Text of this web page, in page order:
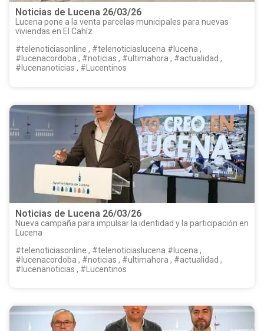
Noticias de Lucena 26/03/26
Lucena pone a la venta parcelas municipales para nuevas
viviendas en El Cahíz
#telenoticiasonline , #telenoticiaslucena #lucena ,
#lucenacordoba , #noticias , #ultimahora , #actualidad ,
#lucenanoticias , #Lucentinos
Noticias de Lucena 26/03/26
Nueva campaña para impulsar la identidad y la participación en
Lucena
#telenoticiasonline , #telenoticiaslucena #lucena ,
#lucenacordoba , #noticias , #ultimahora , #actualidad ,
#lucenanoticias , #Lucentinos